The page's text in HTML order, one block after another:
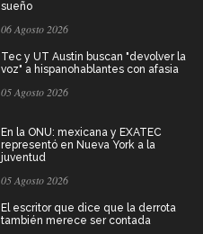
sueño
06 Agosto 2026
Tec y UT Austin buscan "devolver la
voz" a hispanohablantes con afasia
05 Agosto 2026
En la ONU: mexicana y EXATEC
representó en Nueva York a la
juventud
05 Agosto 2026
El escritor que dice que la derrota
también merece ser contada